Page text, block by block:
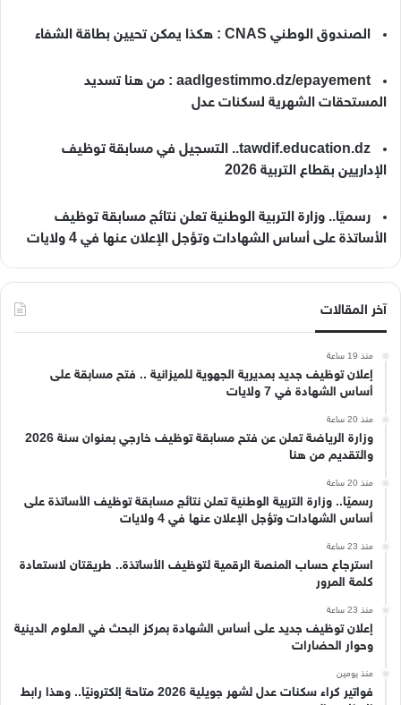
الصندوق الوطني CNAS : هكذا يمكن تحيين بطاقة الشفاء
aadlgestimmo.dz/epayement : من هنا تسديد
المستحقات الشهرية لسكنات عدل
tawdif.education.dz.. التسجيل في مسابقة توظيف
الإداريين بقطاع التربية 2026
رسميًا.. وزارة التربية الوطنية تعلن نتائج مسابقة توظيف
الأساتذة على أساس الشهادات وتؤجل الإعلان عنها في 4 ولايات
آخر المقالات
منذ 19 ساعة
إعلان توظيف جديد بمديرية الجهوية للميزانية .. فتح مسابقة على
أساس الشهادة في 7 ولايات
منذ 20 ساعة
وزارة الرياضة تعلن عن فتح مسابقة توظيف خارجي بعنوان سنة 2026
والتقديم من هنا
منذ 20 ساعة
رسميًا.. وزارة التربية الوطنية تعلن نتائج مسابقة توظيف الأساتذة على
أساس الشهادات وتؤجل الإعلان عنها في 4 ولايات
منذ 23 ساعة
استرجاع حساب المنصة الرقمية لتوظيف الأساتذة.. طريقتان لاستعادة
كلمة المرور
منذ 23 ساعة
إعلان توظيف جديد على أساس الشهادة بمركز البحث في العلوم الدينية
وحوار الحضارات
منذ يومين
فواتير كراء سكنات عدل لشهر جويلية 2026 متاحة إلكترونيًا.. وهذا رابط